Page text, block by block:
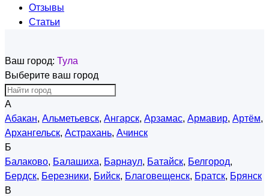
Отзывы
Статьи
Ваш город: Тула
Выберите ваш город
А
Абакан, Альметьевск, Ангарск, Арзамас, Армавир, Артём,
Архангельск, Астрахань, Ачинск
Б
Балаково, Балашиха, Барнаул, Батайск, Белгород,
Бердск, Березники, Бийск, Благовещенск, Братск, Брянск
В